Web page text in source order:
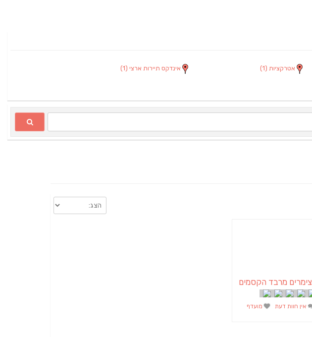
אטרקציות (1) אינדקס תיירות ארצי (1)
צימרים מרבד הקסמים
אין חוות דעת מועדף